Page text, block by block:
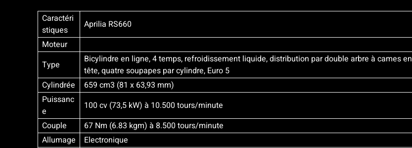
Caractéri
stiques
Aprilia RS660
Moteur
Type
Bicylindre en ligne, 4 temps, refroidissement liquide, distribution par double arbre à cames en
tête, quatre soupapes par cylindre, Euro 5
Cylindrée
659 cm3 (81 x 63,93 mm)
Puissanc
e
100 cv (73,5 kW) à 10.500 tours/minute
Couple
67 Nm (6.83 kgm) à 8.500 tours/minute
Allumage
Electronique